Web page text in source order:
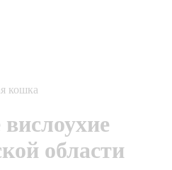
кошка
области